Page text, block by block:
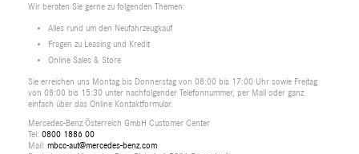
Wir beraten Sie gerne zu folgenden Themen:
Alles rund um den Neufahrzeugkauf
Fragen zu Leasing und Kredit
Online Sales & Store
Sie erreichen uns Montag bis Donnerstag von 08:00 bis 17:00 Uhr sowie Freitag
von 08:00 bis 15:30 unter nachfolgender Telefonnummer, per Mail oder ganz
einfach über das Online Kontaktformular.
Mercedes-Benz Österreich GmbH Customer Center
Tel: 0800 1886 00
Mail: mbcc-aut@mercedes-benz.com